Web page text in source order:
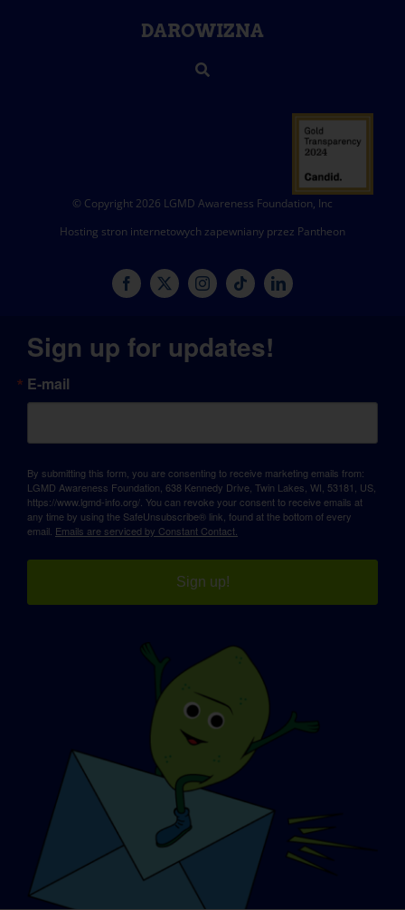
DAROWIZNA
© Copyright 2026 LGMD Awareness Foundation, Inc
Hosting stron internetowych zapewniany przez Pantheon
Sign up for updates!
E-mail
By submitting this form, you are consenting to receive marketing emails from:
LGMD Awareness Foundation, 638 Kennedy Drive, Twin Lakes, WI, 53181, US,
https://www.lgmd-info.org/. You can revoke your consent to receive emails at
any time by using the SafeUnsubscribe® link, found at the bottom of every
email. Emails are serviced by Constant Contact.
Sign up!